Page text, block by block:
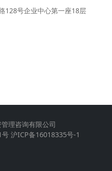
128号企业中心第一座18层
理咨询有限公司
号 沪ICP备16018335号-1